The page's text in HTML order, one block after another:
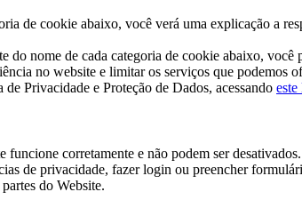
de cookie abaixo, você verá uma explicação a
nome de cada categoria de cookie abaixo,
no website e limitar os serviços que podemos
Privacidade e Proteção de Dados, acessando
funcione corretamente e não podem ser
de privacidade, fazer login ou preencher
do Website.